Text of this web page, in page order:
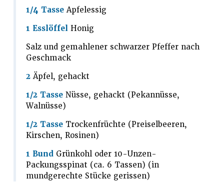
1/4 Tasse Apfelessig
1 Esslöffel Honig
Salz und gemahlener schwarzer Pfeffer nach
Geschmack
2 Äpfel, gehackt
1/2 Tasse Nüsse, gehackt (Pekannüsse,
Walnüsse)
1/2 Tasse Trockenfrüchte (Preiselbeeren,
Kirschen, Rosinen)
1 Bund Grünkohl oder 10-Unzen-
Packungsspinat (ca. 6 Tassen) (in
mundgerechte Stücke gerissen)